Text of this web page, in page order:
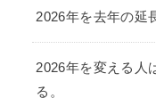
2026年を去年の延
2026年を変える人
る。